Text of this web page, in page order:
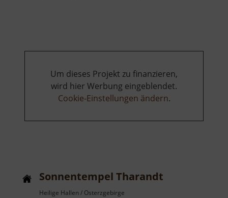
Um dieses Projekt zu finanzieren,
wird hier Werbung eingeblendet.
Cookie-Einstellungen ändern.
Sonnentempel Tharandt
Heilige Hallen / Osterzgebirge